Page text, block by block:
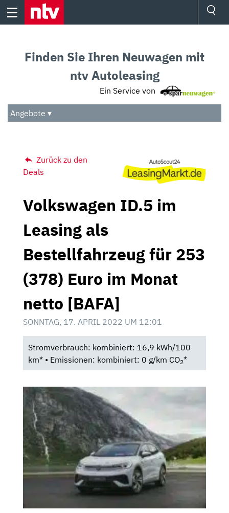
Skip
Audio
Das Beste
Finden Sie Ihren Neuwagen mit
ntv Autoleasing
Ein Service von
Angebote ▾
Zurück zu den
Deals
Volkswagen ID.5 im
Leasing als
Bestellfahrzeug für 253
(378) Euro im Monat
netto [BAFA]
SONNTAG, 17. APRIL 2022 UM 12:01
Stromverbrauch: kombiniert: 16,9 kWh/100
km* • Emissionen: kombiniert: 0 g/km CO2*